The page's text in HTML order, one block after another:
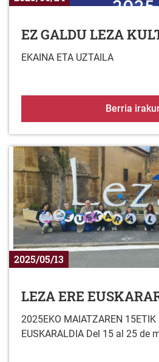
EZ GALDU LEZA
EKAINA ETA UZTAILA
Berria
2025/05/13
LEZA ERE
2025EKO MAIATZAREN 15ETIK
EUSKARALDIA Del 15 al 25 de